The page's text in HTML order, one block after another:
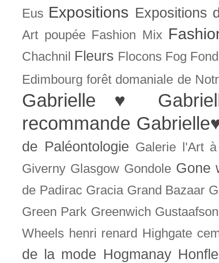
Eus Expositions Expositions
Art poupée Fashion Mix
Chachnil Fleurs Flocons Fog
Edimbourg forêt domaniale de
Gabrielle ♥
recommande
de Paléontologie Galerie l'Art
Giverny Glasgow Gondole Gone
de Padirac Gracia Grand Bazaar
Green Park Greenwich Gustaafson
Wheels henri renard Highgate
de la mode Hogmanay